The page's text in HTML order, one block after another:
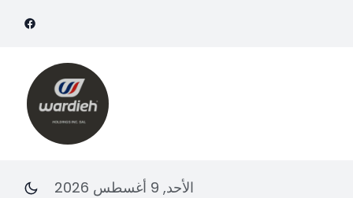
الأحد, 9 أغسطس 2026